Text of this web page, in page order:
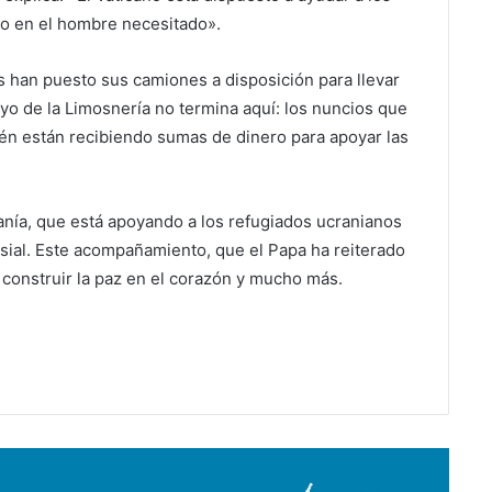
en el hombre necesitado».
puesto sus camiones a disposición para llevar
de la Limosnería no termina aquí: los nuncios que
están recibiendo sumas de dinero para apoyar las
que está apoyando a los refugiados ucranianos
Este acompañamiento, que el Papa ha reiterado
la paz en el corazón y mucho más.